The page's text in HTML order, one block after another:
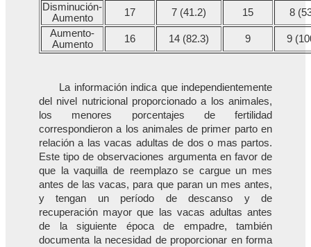
Disminución-
Aumento
17 7 (41.2) 15
8
Aumento-
Aumento
16 14 (82.3) 9 9
La información indica que independientemente
del nivel nutricional proporcionado a los animales,
los menores porcentajes de fertilidad
correspondieron a los animales de primer parto en
relación a las vacas adultas de dos o mas partos.
Este tipo de observaciones argumenta en favor de
que la vaquilla de reemplazo se cargue un mes
antes de las vacas, para que paran un mes antes,
y tengan un período de descanso y de
recuperación mayor que las vacas adultas antes
de la siguiente época de empadre, también
documenta la necesidad de proporcionar en forma